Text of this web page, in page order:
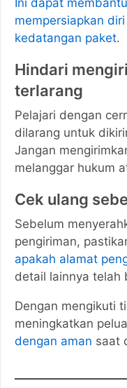
Ini dapat
mempersiapkan
kedatangan paket.
Hindari
terlarang
Pelajari dengan
dilarang untuk
Jangan
melanggar hukum
Cek ulang
Sebelum
pengiriman,
apakah alamat
detail lainnya telah
Dengan mengikuti
meningkatkan
dengan aman saat